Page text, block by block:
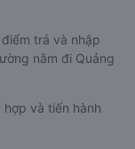
trả và nhập
nằm đi Quảng
và tiến hành